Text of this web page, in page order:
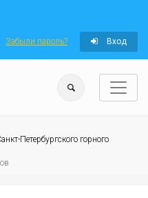
Забыли пароль? Вход
Петербургского горного